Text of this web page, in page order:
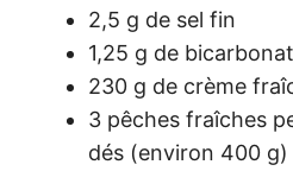
2,5 g de sel fin
1,25 g de
230 g de crème
3 pêches fraîches
dés (environ 400 g)